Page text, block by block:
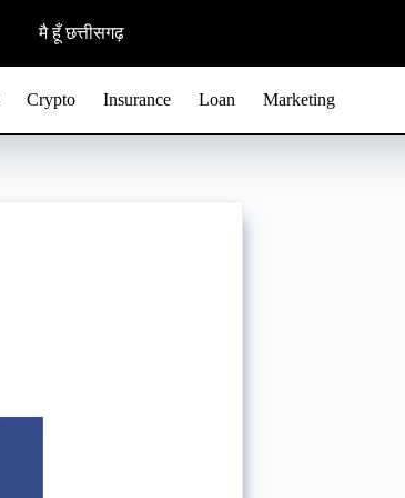
मै हूँ छत्तीसगढ़
Crypto Insurance Loan Marketing